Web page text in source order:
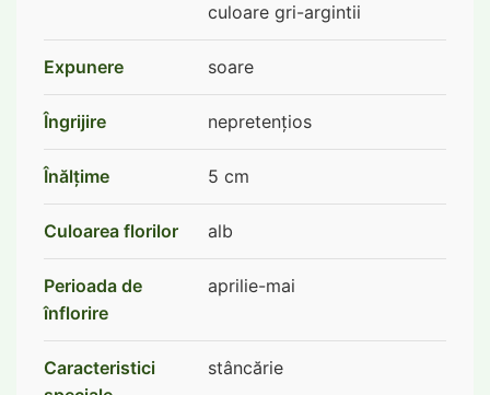
culoare gri-argintii
Expunere soare
Îngrijire nepretențios
Înălţime 5 cm
Culoarea florilor alb
Perioada de
înflorire
aprilie-mai
Caracteristici
stâncărie